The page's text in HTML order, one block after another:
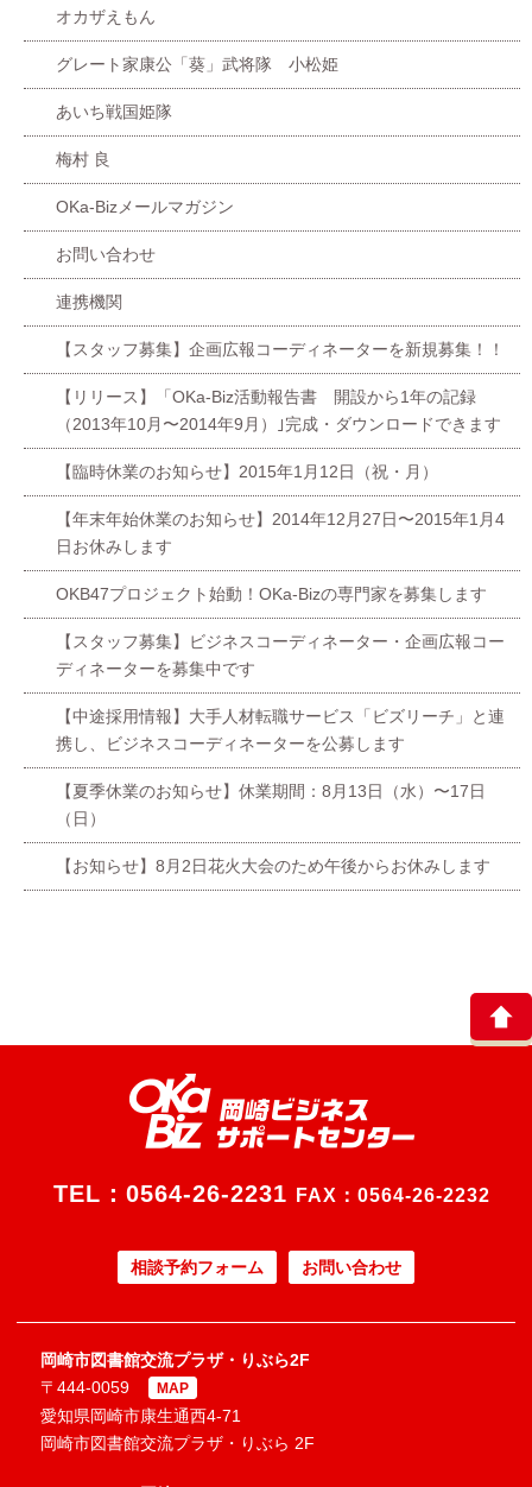
オカザえもん
グレート家康公「葵」武将隊 小松姫
あいち戦国姫隊
梅村 良
OKa-Bizメールマガジン
お問い合わせ
連携機関
【スタッフ募集】企画広報コーディネーターを新規募集！！
【リリース】「OKa-Biz活動報告書 開設から1年の記録
（2013年10月〜2014年9月）｣完成・ダウンロードできます
【臨時休業のお知らせ】2015年1月12日（祝・月）
【年末年始休業のお知らせ】2014年12月27日〜2015年1月4
日お休みします
OKB47プロジェクト始動！OKa-Bizの専門家を募集します
【スタッフ募集】ビジネスコーディネーター・企画広報コー
ディネーターを募集中です
【中途採用情報】大手人材転職サービス「ビズリーチ」と連
携し、ビジネスコーディネーターを公募します
【夏季休業のお知らせ】休業期間：8月13日（水）〜17日
（日）
【お知らせ】8月2日花火大会のため午後からお休みします
TEL： 0564-26-2231 FAX：0564-26-2232
相談予約フォーム お問い合わせ
岡崎市図書館交流プラザ・りぶら2F
〒444-0059
MAP
愛知県岡崎市康生通西4-71
岡崎市図書館交流プラザ・りぶら 2F